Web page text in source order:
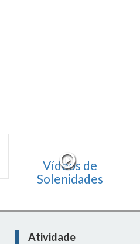
Vídeos de
Solenidades
Atividade